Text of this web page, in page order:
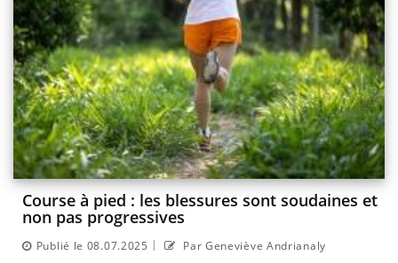
Course à pied : les blessures sont soudaines et
non pas progressives
Publié le 08.07.2025 | Par Geneviève Andrianaly